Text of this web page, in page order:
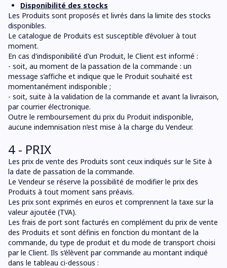
Disponibilité des stocks
Les Produits sont proposés et livrés dans la limite des stocks
disponibles.
Le catalogue de Produits est susceptible d’évoluer à tout
moment.
En cas d'indisponibilité d'un Produit, le Client est informé :
- soit, au moment de la passation de la commande : un
message s’affiche et indique que le Produit souhaité est
momentanément indisponible ;
- soit, suite à la validation de la commande et avant la livraison,
par courrier électronique.
Outre le remboursement du prix du Produit indisponible,
aucune indemnisation n’est mise à la charge du Vendeur.
4 - PRIX
Les prix de vente des Produits sont ceux indiqués sur le Site à
la date de passation de la commande.
Le Vendeur se réserve la possibilité de modifier le prix des
Produits à tout moment sans préavis.
Les prix sont exprimés en euros et comprennent la taxe sur la
valeur ajoutée (TVA).
Les frais de port sont facturés en complément du prix de vente
des Produits et sont définis en fonction du montant de la
commande, du type de produit et du mode de transport choisi
par le Client. Ils s’élèvent par commande au montant indiqué
dans le tableau ci-dessous :